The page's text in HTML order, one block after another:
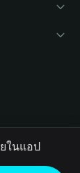
ในแอป